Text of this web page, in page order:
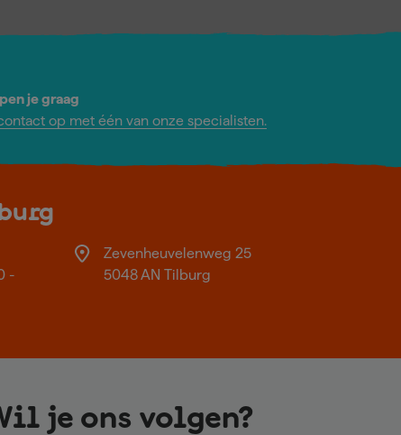
je graag
op met één van onze specialisten.
-
Zevenheuvelenweg 25
5048 AN Tilburg
je ons volgen?